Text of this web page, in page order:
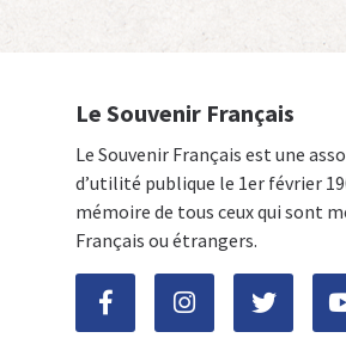
Le Souvenir Français
Le Souvenir Français est une
d’utilité publique le 1er février
mémoire de tous ceux qui sont
Français ou étrangers.